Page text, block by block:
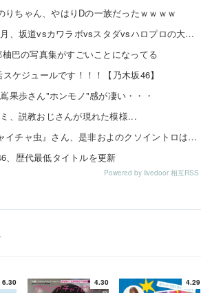
りちゃん、やはりDの一族だったｗｗｗｗ
【日向坂46】 来月、坂道vsカワラボvsスタダvsハロプロの大激戦
柚巴の写真集がすごいことになってる
ケジュールです！！！【乃木坂46】
果歩さん"ホンモノ"感が凄い・・・
ミ、説教おじさんが現れた模様...
【朗報】『イチャイチャ虫』さん、是非およのクソイントロはギリ超える
、歴代最低タイトルを更新
Powered by livedoor 相互RSS
6.30 4.30 4.29